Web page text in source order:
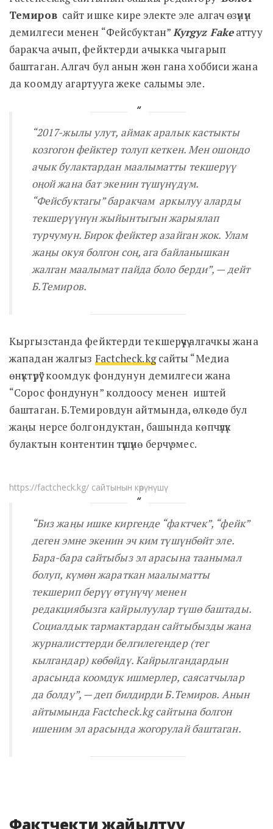
Темировсайт ишке кире электе эле алгач өзүнүн
демилгеси менен “Фейсбуктан” Kyrgyz Fakeаттуу
баракча ачып, фейктерди ачыкка чыгарып
баштаган. Алгач бул анын жөн гана хоббиси жана
да коомду агартууга жеке салымы эле.
“2017-жылы улут, аймак аралык кастыкты
козгогон фейктер толуп кеткен. Мен ошондо
ачык булактардан маалыматты текшерүү
оңой жана бат экенин түшүнүдүм.
“Фейсбуктагы” баракчам аркылуу аларды
текшерүүнүн жыйынтыгын жарыялап
турчумун. Бирок фейктер азайган жок. Улам
жаңы окуя болгон соң, ага байланышкан
жалган маалымат пайда боло берди”, — дейт
Б.Темиров.
Кыргызстанда фейктерди текшерүүчү алгачкы жана
жападан жалгыз Factcheck.kgсайты “Медиа
өнүктүрүү” коомдук фондунун демилгеси жана
“Сорос фондунун” колдоосу менен иштей
баштаган. Б.Темировдун айтмында, өлкөдө бул
жаңы нерсе болгондуктан, башында көпчүлүк
булактын контентин түшүнө берчү эмес.
https://factcheck.kg/ сайтынын көрүнүшү
“Биз жаңы ишке киргенде “фактчек”, “фейк”
деген эмне экенин эч ким түшүнбөйт эле.
Бара-бара сайтыбыз эл арасына таанымал
болуп, күмөн жараткан маалыматты
текшерип берүү өтүнүчү менен
редакциябызга кайрылуулар түшө баштады.
Социалдык тармактардан сайтыбызды жана
журналисттерди белгилегендер (тег
кылгандар) көбөйдү. Кайрылгандардын
арасында коомдук ишмерлер, саясатчылар
да болду”, — деп билдирди Б.Темиров. Анын
айтымында Factcheck.kg сайтына болгон
ишеним эл арасында жогорулай баштаган.
Фактчекти жайылтуу